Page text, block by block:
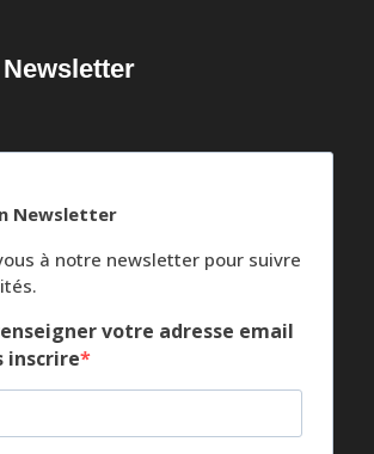
Newsletter
à notre newsletter pour suivre
votre adresse email
inscrire